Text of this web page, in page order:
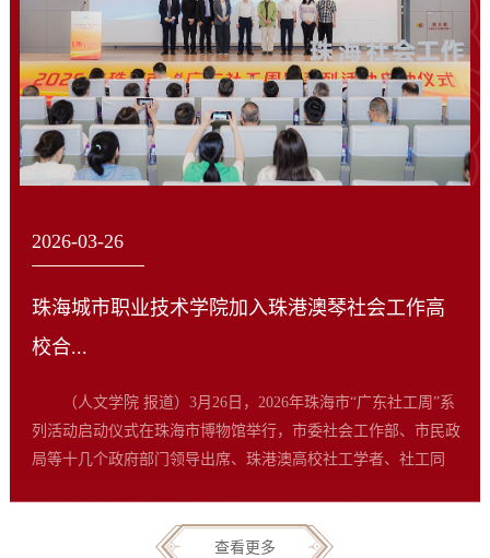
2026-03-26
珠海城市职业技术学院加入珠港澳琴社会工作高
校合...
（人文学院 报道）3月26日，2026年珠海市“广东社工周”系
列活动启动仪式在珠海市博物馆举行，市委社会工作部、市民政
局等十几个政府部门领导出席、珠港澳高校社工学者、社工同
席了启动仪式。仪式现...
查看更多